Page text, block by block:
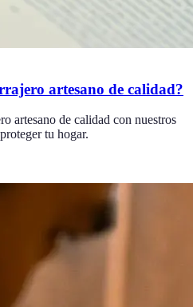
artesano de calidad?
artesano de calidad con nuestros
tu hogar.